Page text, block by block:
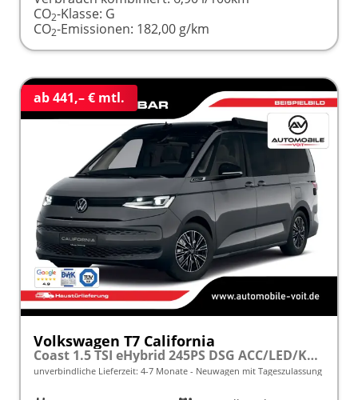
CO2-Klasse: G
CO2-Emissionen: 182,00 g/km
ab 441,– € mtl.
Volkswagen T7 California
Coast 1.5 TSI eHybrid 245PS DSG ACC/LED/KAMERA frei konfigurierbar!
unverbindliche Lieferzeit: 4-7 Monate Neuwagen mit Tageszulassung